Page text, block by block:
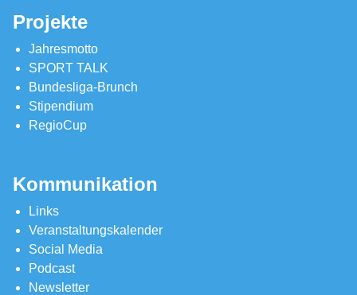
Projekte
Jahresmotto
SPORT TALK
Bundesliga-Brunch
Stipendium
RegioCup
Kommunikation
Links
Veranstaltungskalender
Social Media
Podcast
Newsletter